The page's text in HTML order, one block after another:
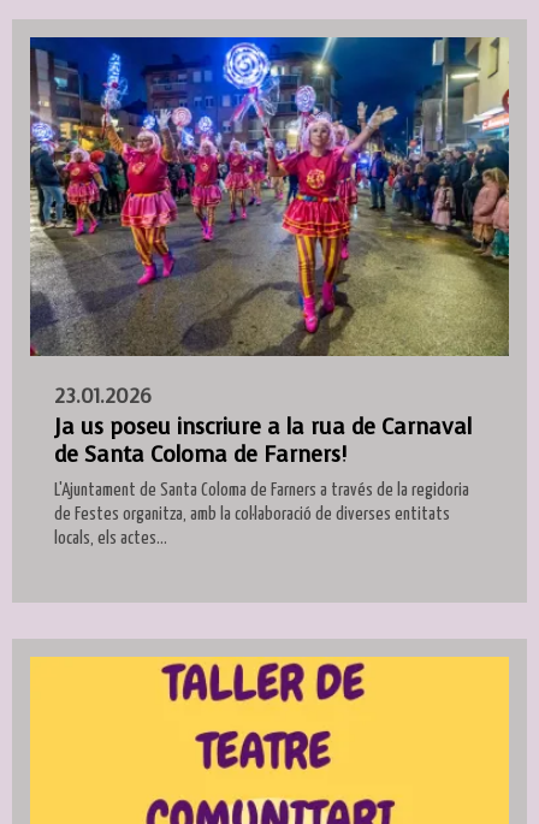
23.01.2026
Ja us poseu inscriure a la rua de Carnaval
de Santa Coloma de Farners!
L'Ajuntament de Santa Coloma de Farners a través de la regidoria
de Festes organitza, amb la col·laboració de diverses entitats
locals, els actes...